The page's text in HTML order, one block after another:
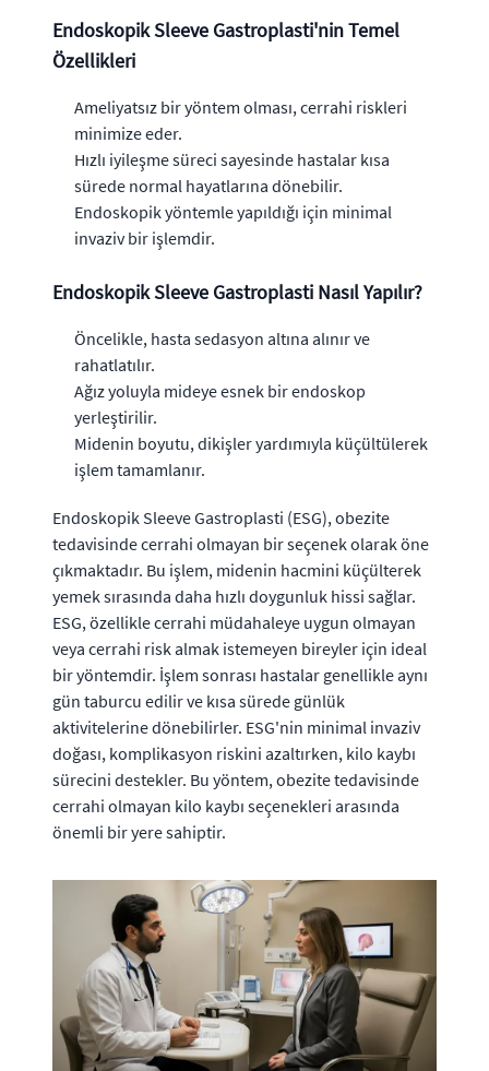
Endoskopik Sleeve Gastroplasti'nin Temel
Özellikleri
Ameliyatsız bir yöntem olması, cerrahi riskleri
minimize eder.
Hızlı iyileşme süreci sayesinde hastalar kısa
sürede normal hayatlarına dönebilir.
Endoskopik yöntemle yapıldığı için minimal
invaziv bir işlemdir.
Endoskopik Sleeve Gastroplasti Nasıl Yapılır?
Öncelikle, hasta sedasyon altına alınır ve
rahatlatılır.
Ağız yoluyla mideye esnek bir endoskop
yerleştirilir.
Midenin boyutu, dikişler yardımıyla küçültülerek
işlem tamamlanır.
Endoskopik Sleeve Gastroplasti (ESG), obezite
tedavisinde cerrahi olmayan bir seçenek olarak öne
çıkmaktadır. Bu işlem, midenin hacmini küçülterek
yemek sırasında daha hızlı doygunluk hissi sağlar.
ESG, özellikle cerrahi müdahaleye uygun olmayan
veya cerrahi risk almak istemeyen bireyler için ideal
bir yöntemdir. İşlem sonrası hastalar genellikle aynı
gün taburcu edilir ve kısa sürede günlük
aktivitelerine dönebilirler. ESG'nin minimal invaziv
doğası, komplikasyon riskini azaltırken, kilo kaybı
sürecini destekler. Bu yöntem, obezite tedavisinde
cerrahi olmayan kilo kaybı seçenekleri arasında
önemli bir yere sahiptir.